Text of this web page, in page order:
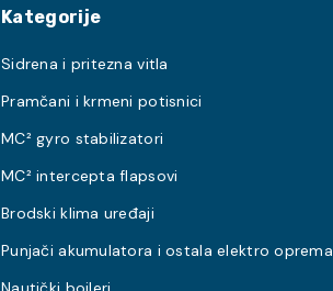
Kategorije
Sidrena i pritezna vitla
Pramčani i krmeni potisnici
MC² gyro stabilizatori
MC² intercepta flapsovi
Brodski klima uređaji
Punjači akumulatora i ostala elektro oprema